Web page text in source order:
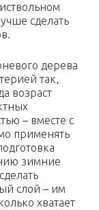
сделать
дерева
так,
возраст
– вместе с
применять
зимние
слой – им
хватает